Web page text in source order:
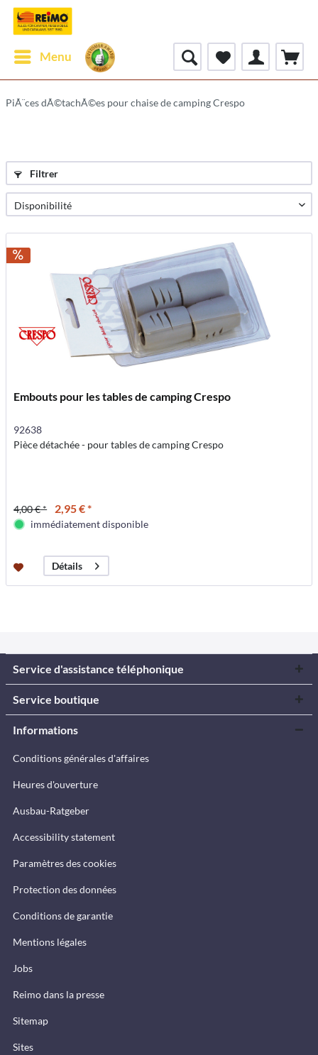
Menu
PiÃ¨ces dÃ©tachÃ©es pour chaise de camping Crespo
Filtrer
Embouts pour les tables de camping Crespo
92638
Pièce détachée - pour tables de camping Crespo
4,00 € * 2,95 € *
immédiatement disponible
Détails
Service d'assistance téléphonique
Service boutique
Informations
Conditions générales d'affaires
Heures d'ouverture
Ausbau-Ratgeber
Accessibility statement
Paramètres des cookies
Protection des données
Conditions de garantie
Mentions légales
Jobs
Reimo dans la presse
Sitemap
Sites